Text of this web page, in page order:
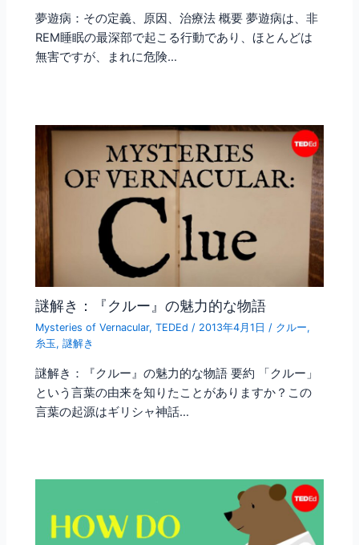
夢遊病：その定義、原因、治療法 概要 夢遊病は、非
REM睡眠の最深部で起こる行動であり、ほとんどは
無害ですが、まれに危険…
謎解き：『クルー』の魅力的な物語
Mysteries of Vernacular,TEDEd / 2013年4月1日/ クルー,
糸玉,謎解き
謎解き：『クルー』の魅力的な物語 要約 「クルー」
という言葉の由来を知りたことがありますか？この
言葉の起源はギリシャ神話…